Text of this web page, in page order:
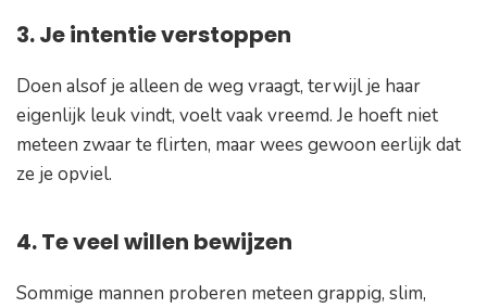
3. Je intentie verstoppen
Doen alsof je alleen de weg vraagt, terwijl je haar
eigenlijk leuk vindt, voelt vaak vreemd. Je hoeft niet
meteen zwaar te flirten, maar wees gewoon eerlijk dat
ze je opviel.
4. Te veel willen bewijzen
Sommige mannen proberen meteen grappig, slim,